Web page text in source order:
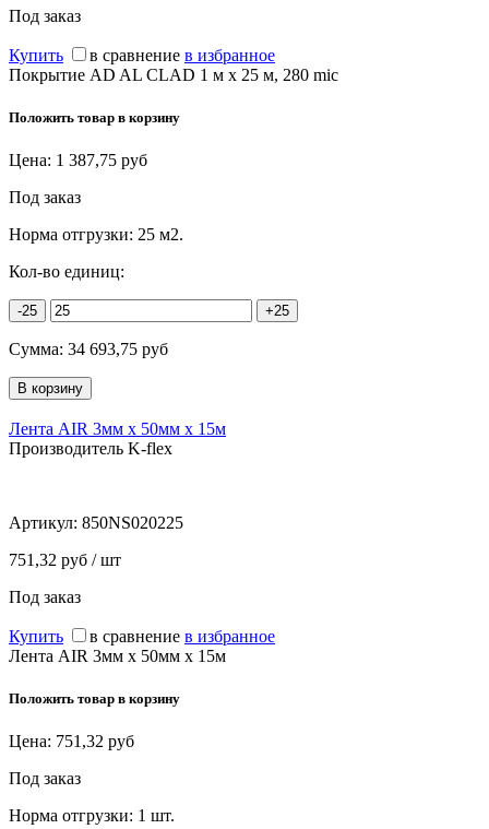
Под заказ
Купить в сравнение в избранное
Покрытие AD AL CLAD 1 м х 25 м, 280 mic
Положить товар в корзину
Цена: 1 387,75 руб
Под заказ
Норма отгрузки: 25 м2.
Кол-во единиц:
-25 +25
Сумма: 34 693,75 руб
Лента AIR 3мм х 50мм х 15м
Производитель K-flex
Артикул: 850NS020225
751,32 руб / шт
Под заказ
Купить в сравнение в избранное
Лента AIR 3мм х 50мм х 15м
Положить товар в корзину
Цена: 751,32 руб
Под заказ
Норма отгрузки: 1 шт.